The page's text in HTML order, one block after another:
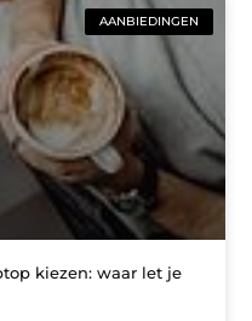
AANBIEDINGEN
kiezen: waar let je